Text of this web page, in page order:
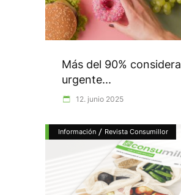
Más del 90% considera
urgente...
12. junio 2025
Información / Revista Consumillor